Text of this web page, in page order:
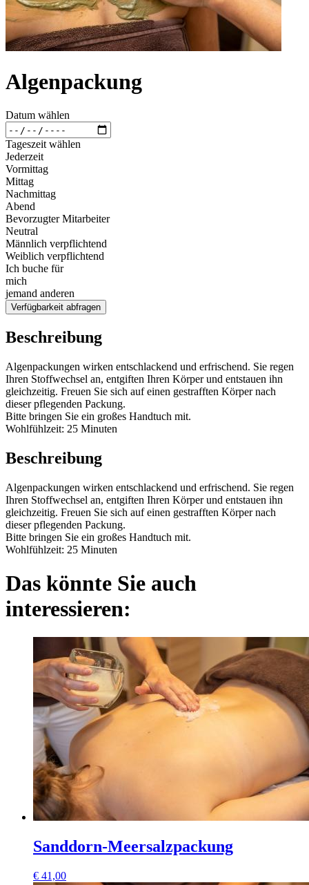
Algenpackung
Datum wählen
Tageszeit wählen
Jederzeit
Vormittag
Mittag
Nachmittag
Abend
Bevorzugter Mitarbeiter
Neutral
Männlich verpflichtend
Weiblich verpflichtend
Ich buche für
mich
jemand anderen
Verfügbarkeit abfragen
Beschreibung
Algenpackungen wirken entschlackend und erfrischend. Sie regen
Ihren Stoffwechsel an, entgiften Ihren Körper und entstauen ihn
gleichzeitig. Freuen Sie sich auf einen gestrafften Körper nach
dieser pflegenden Packung.
Bitte bringen Sie ein großes Handtuch mit.
Wohlfühlzeit: 25 Minuten
Beschreibung
Algenpackungen wirken entschlackend und erfrischend. Sie regen
Ihren Stoffwechsel an, entgiften Ihren Körper und entstauen ihn
gleichzeitig. Freuen Sie sich auf einen gestrafften Körper nach
dieser pflegenden Packung.
Bitte bringen Sie ein großes Handtuch mit.
Wohlfühlzeit: 25 Minuten
Das könnte Sie auch
interessieren:
Sanddorn-Meersalzpackung
€ 41,00